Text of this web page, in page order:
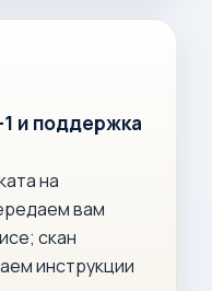
и поддержка
на
вам
скан
инструкции